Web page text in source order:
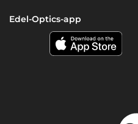
Edel-Optics-app